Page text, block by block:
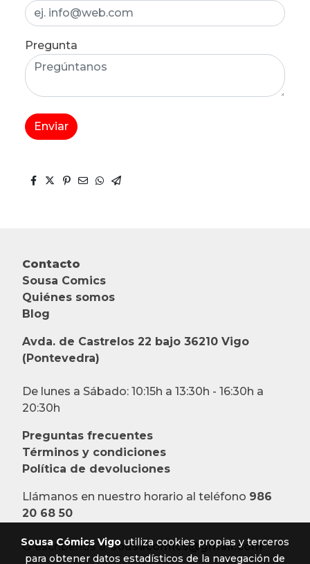
Pregunta
Enviar
Contacto
Sousa Comics
Quiénes somos
Blog
Avda. de Castrelos 22 bajo 36210 Vigo
(Pontevedra)
De lunes a Sábado: 10:15h a 13:30h - 16:30h a
20:30h
Preguntas frecuentes
Términos y condiciones
Política de devoluciones
Llámanos en nuestro horario al teléfono 986
20 68 50
O escríbenos a:sousacomics@gmail.com
Sousa Cómics Vigo utiliza cookies propias y terceros
para obtener datos estadísticos de la navegación de